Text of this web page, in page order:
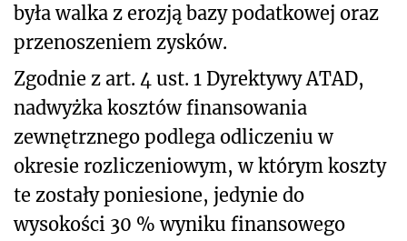
była walka z erozją bazy podatkowej oraz
przenoszeniem zysków.
Zgodnie z art. 4 ust. 1 Dyrektywy ATAD,
nadwyżka kosztów finansowania
zewnętrznego podlega odliczeniu w
okresie rozliczeniowym, w którym koszty
te zostały poniesione, jedynie do
wysokości 30 % wyniku finansowego